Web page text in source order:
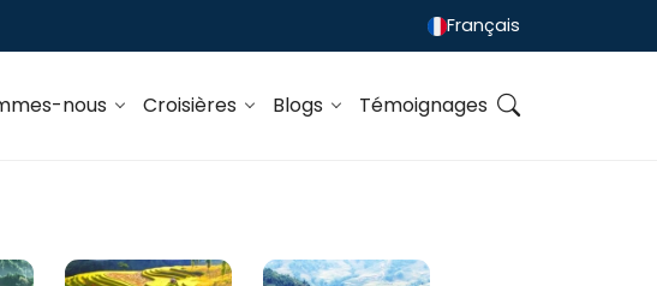
Français
nous Croisières Blogs Témoignages